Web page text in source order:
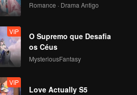
Romance · Drama Antigo
VIP
O Supremo que Desafia
os Céus
MysteriousFantasy
VIP
Love Actually S5